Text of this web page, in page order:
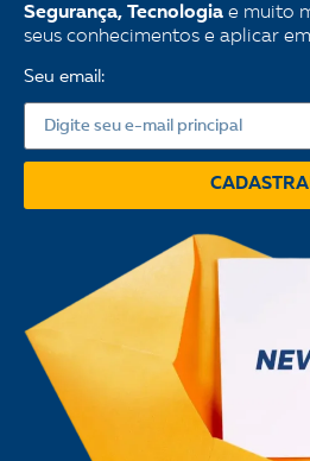
Segurança, Tecnologia e muito
seus conhecimentos e aplicar
Seu email: